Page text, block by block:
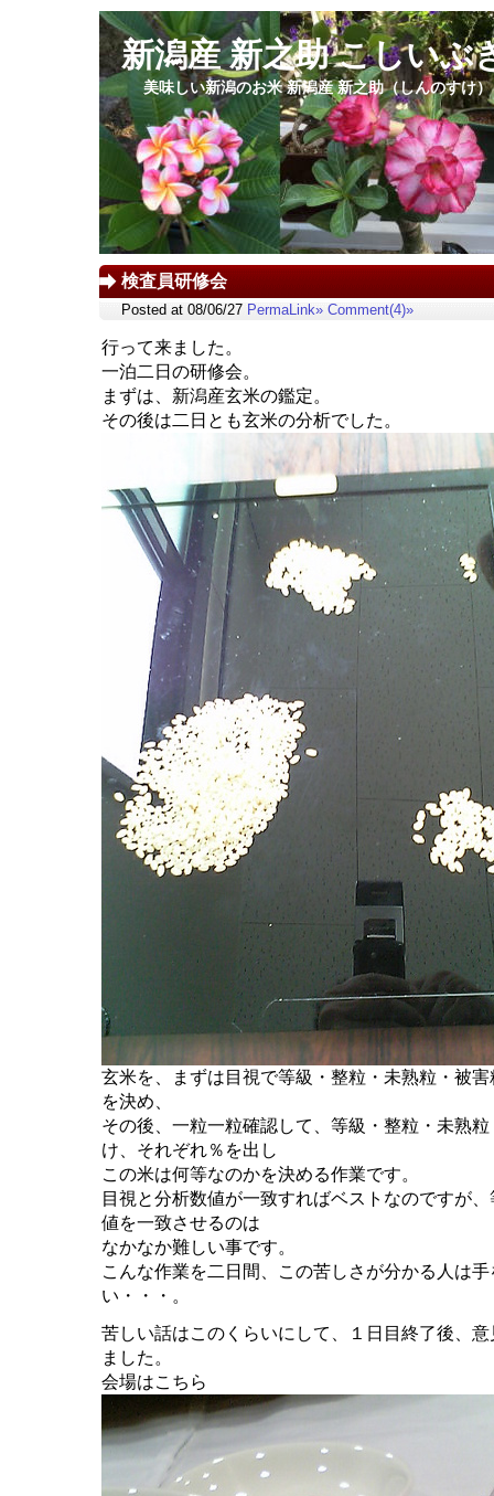
新潟産 新之助 こしいぶ
美味しい新潟のお米 新潟産 新之助（しんのすけ
検査員研修会
Posted at 08/06/27 PermaLink» Comment(4)»
行って来ました。
一泊二日の研修会。
まずは、新潟産玄米の鑑定。
その後は二日とも玄米の分析でした。
玄米を、まずは目視で等級・整粒・未熟粒・被
を決め、
その後、一粒一粒確認して、等級・整粒・未熟
け、それぞれ％を出し
この米は何等なのかを決める作業です。
目視と分析数値が一致すればベストなのですが
値を一致させるのは
なかなか難しい事です。
こんな作業を二日間、この苦しさが分かる人は
い・・・。
苦しい話はこのくらいにして、１日目終了後、
ました。
会場はこちら